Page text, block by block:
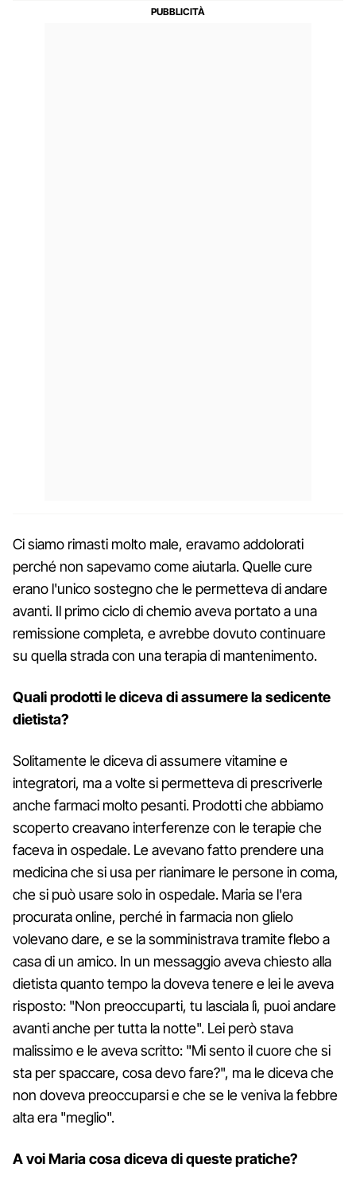
Ci siamo rimasti molto male, eravamo addolorati
perché non sapevamo come aiutarla. Quelle cure
erano l'unico sostegno che le permetteva di andare
avanti. Il primo ciclo di chemio aveva portato a una
remissione completa, e avrebbe dovuto continuare
su quella strada con una terapia di mantenimento.
Quali prodotti le diceva di assumere la sedicente
dietista?
Solitamente le diceva di assumere vitamine e
integratori, ma a volte si permetteva di prescriverle
anche farmaci molto pesanti. Prodotti che abbiamo
scoperto creavano interferenze con le terapie che
faceva in ospedale. Le avevano fatto prendere una
medicina che si usa per rianimare le persone in coma,
che si può usare solo in ospedale. Maria se l'era
procurata online, perché in farmacia non glielo
volevano dare, e se la somministrava tramite flebo a
casa di un amico. In un messaggio aveva chiesto alla
dietista quanto tempo la doveva tenere e lei le aveva
risposto: "Non preoccuparti, tu lasciala lì, puoi andare
avanti anche per tutta la notte". Lei però stava
malissimo e le aveva scritto: "Mi sento il cuore che si
sta per spaccare, cosa devo fare?", ma le diceva che
non doveva preoccuparsi e che se le veniva la febbre
alta era "meglio".
A voi Maria cosa diceva di queste pratiche?